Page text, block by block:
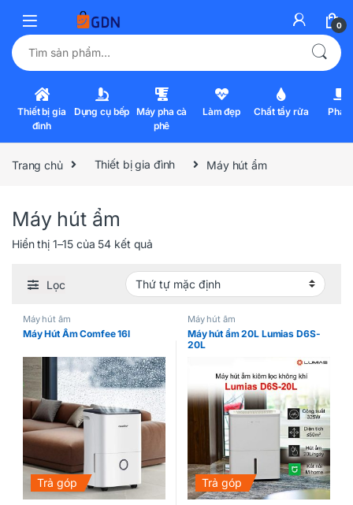
0
Tìm kiếm:
Thiết bị gia
đình
Dụng cụ bếp Máy pha cà
phê
Làm đẹp Chất tẩy rửa Pha
Trang chủ Thiết bị gia đình Máy hút ẩm
Máy hút ẩm
Hiển thị 1–15 của 54 kết quả
Lọc
Máy hút ẩm
Máy Hút Ẩm Comfee 16l
Trả góp
Máy hút ẩm
Máy hút ẩm 20L Lumias D6S-
20L
Trả góp